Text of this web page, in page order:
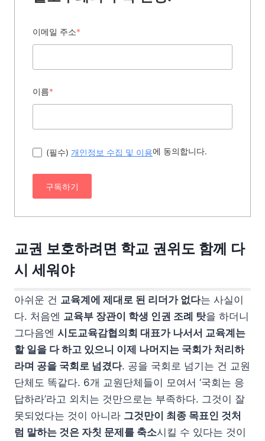
이메일 주소*
이름*
(필수) 개인정보 수집 및 이용에 동의합니다.
구독하기
교권 보호하려면 학교 권위도 함께 다
시 세워야
아쉬운 건 교육계에 제대로 된 리더가 없다는 사실이
다. 처음엔 교육부 장관이 학생 인권 조례 탓을 하더니
그다음엔 시도교육감협의회 대표가 나서서 교육계는
할 일을 다 하고 있으니 이제 나머지는 국회가 처리하
라며 공을 국회로 넘겼다. 공을 국회로 넘기는 건 교원
단체도 똑같다. 6개 교원단체들이 모여서 ‘국회는 응
답하라’라고 외치는 것만으로는 부족하다. 그것이 잘
못되었다는 것이 아니라 그것만이 최종 목표인 것처
럼 말하는 것은 자칫 문제를 축소시킬 수 있다는 것이